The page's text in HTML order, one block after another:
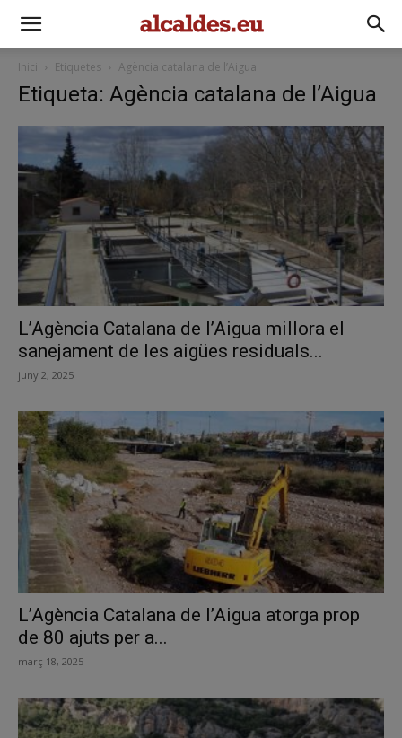
Inici Etiquetes Agència catalana de l’Aigua
Etiqueta: Agència catalana de l’Aigua
L’Agència Catalana de l’Aigua millora el
sanejament de les aigües residuals...
juny 2, 2025
L’Agència Catalana de l’Aigua atorga prop
de 80 ajuts per a...
març 18, 2025